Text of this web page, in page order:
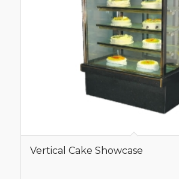
Vertical Cake Showcase